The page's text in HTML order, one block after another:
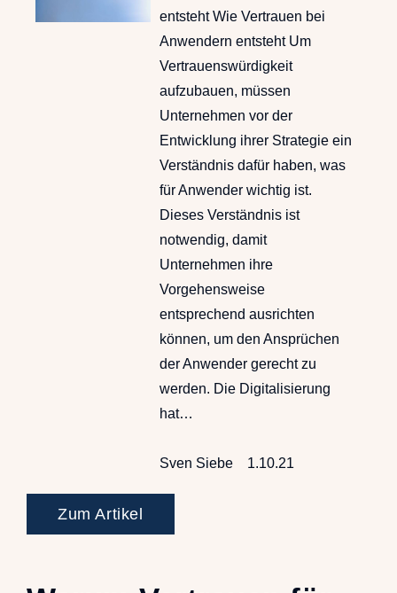
entsteht Wie Vertrauen bei
Anwendern entsteht Um
Vertrauenswürdigkeit
aufzubauen, müssen
Unternehmen vor der
Entwicklung ihrer Strategie ein
Verständnis dafür haben, was
für Anwender wichtig ist.
Dieses Verständnis ist
notwendig, damit
Unternehmen ihre
Vorgehensweise
entsprechend ausrichten
können, um den Ansprüchen
der Anwender gerecht zu
werden. Die Digitalisierung
hat…
Sven Siebe 1.10.21
Zum Artikel